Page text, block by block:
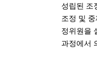
성립된 조
조정 및
정위원을
과정에서